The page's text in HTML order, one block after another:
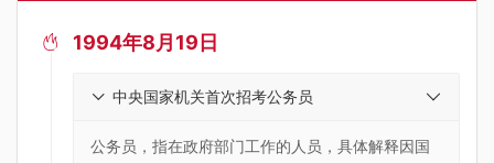
 1994年8月19日
中央国家机关首次招考公务员
公务员，指在政府部门工作的人员，具体解释因国